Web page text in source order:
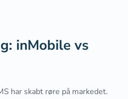
inMobile vs
har skabt røre på markedet.